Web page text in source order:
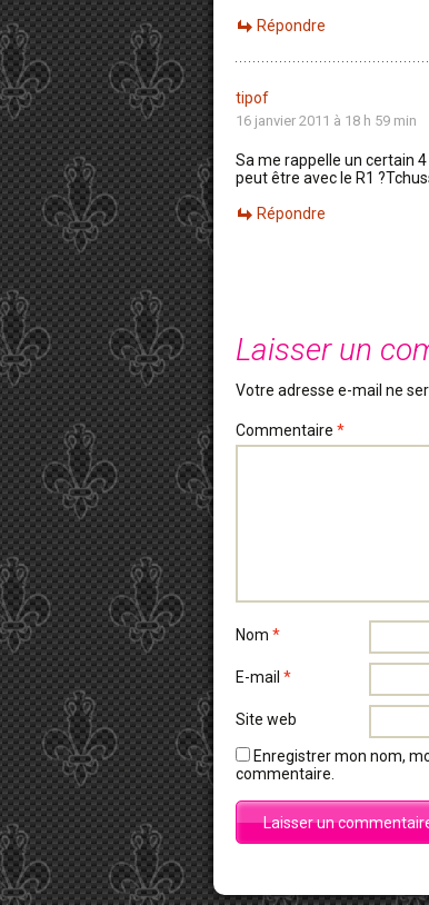
Répondre
tipof
16 janvier 2011 à 18 h 59 min
Sa me rappelle un certain
peut être avec le R1
Répondre
Laisser un
Votre adresse e-mail ne
Commentaire *
Nom *
E-mail *
Site web
Enregistrer mon nom,
commentaire.